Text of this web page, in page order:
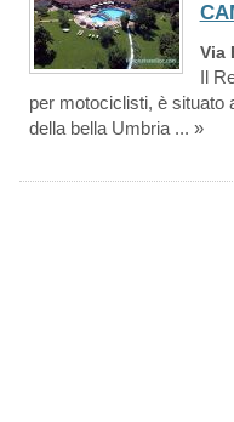
Via
Il
per motociclisti, è situato
della bella Umbria ... »